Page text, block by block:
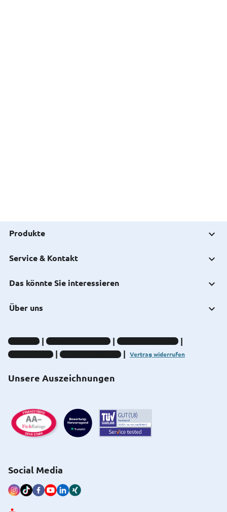
Produkte
Service & Kontakt
Das könnte Sie interessieren
Über uns
Unsere Auszeichnungen
Impressum Datenschutz-Hinweise
Compliance-Hinweise
Barrierefreiheit
Cookie-Einstellungen Vertrag widerrufen
Social Media